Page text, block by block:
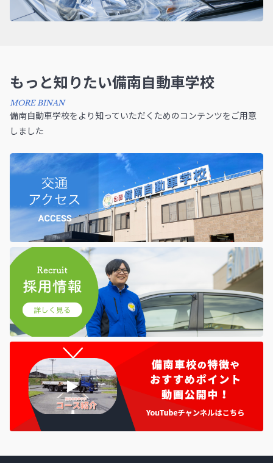
もっと知りたい備南自動車学校
MORE BINAN
備南自動車学校をより知っていただくためのコンテンツをご用意
しました